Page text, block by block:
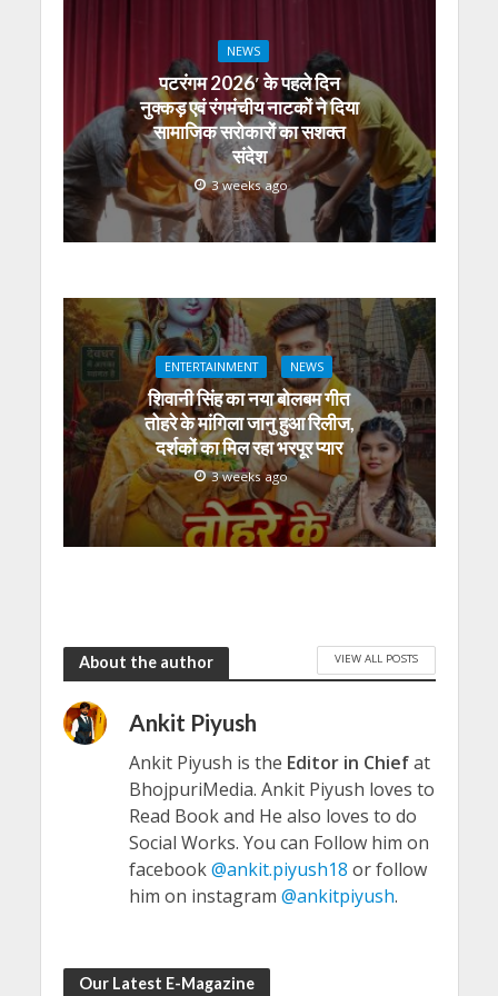
NEWS
पटरंगम 2026′ के पहले दिन
नुक्कड़ एवं रंगमंचीय नाटकों ने दिया
सामाजिक सरोकारों का सशक्त
संदेश
3 weeks ago
ENTERTAINMENT NEWS
शिवानी सिंह का नया बोलबम गीत
तोहरे के मांगिला जानु हुआ रिलीज,
दर्शकों का मिल रहा भरपूर प्यार
3 weeks ago
About the author VIEW ALL POSTS
Ankit Piyush
Ankit Piyush is the Editor in Chiefat
BhojpuriMedia. Ankit Piyush loves to
Read Book and He also loves to do
Social Works. You can Follow him on
facebook@ankit.piyush18 or follow
him on instagram @ankitpiyush.
Our Latest E-Magazine